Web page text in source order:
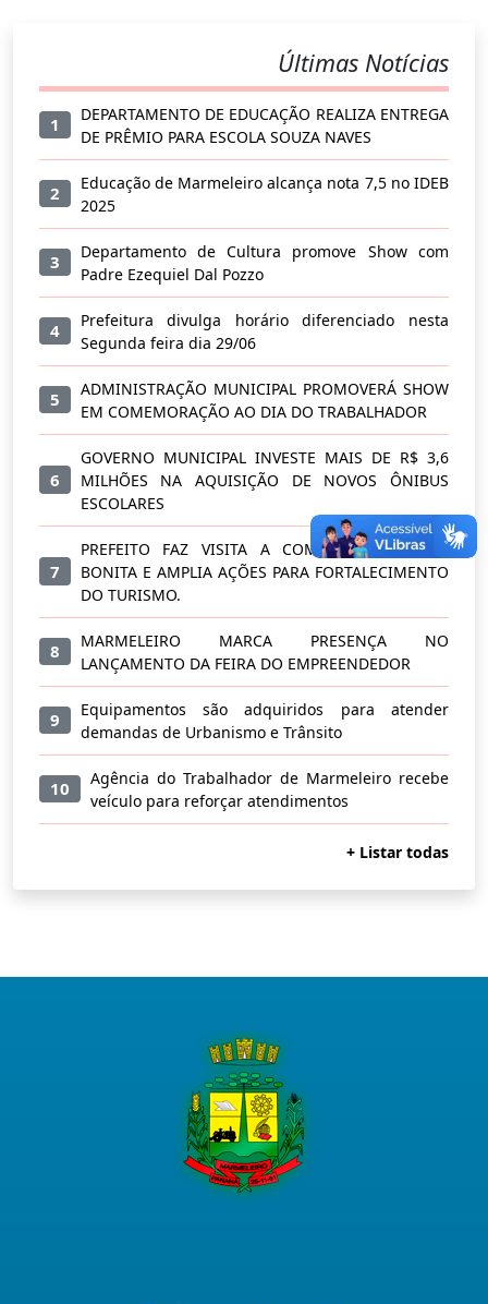
Últimas Notícias
1
DEPARTAMENTO DE EDUCAÇÃO REALIZA ENTREGA
DE PRÊMIO PARA ESCOLA SOUZA NAVES
2
Educação de Marmeleiro alcança nota 7,5 no IDEB
2025
3
Departamento de Cultura promove Show com
Padre Ezequiel Dal Pozzo
4
Prefeitura divulga horário diferenciado nesta
Segunda feira dia 29/06
5
ADMINISTRAÇÃO MUNICIPAL PROMOVERÁ SHOW
EM COMEMORAÇÃO AO DIA DO TRABALHADOR
6
GOVERNO MUNICIPAL INVESTE MAIS DE R$ 3,6
MILHÕES NA AQUISIÇÃO DE NOVOS ÔNIBUS
ESCOLARES
7
PREFEITO FAZ VISITA A COMUNIDADE BARRA
BONITA E AMPLIA AÇÕES PARA FORTALECIMENTO
DO TURISMO.
8
MARMELEIRO MARCA PRESENÇA NO
LANÇAMENTO DA FEIRA DO EMPREENDEDOR
9
Equipamentos são adquiridos para atender
demandas de Urbanismo e Trânsito
10
Agência do Trabalhador de Marmeleiro recebe
veículo para reforçar atendimentos
+ Listar todas